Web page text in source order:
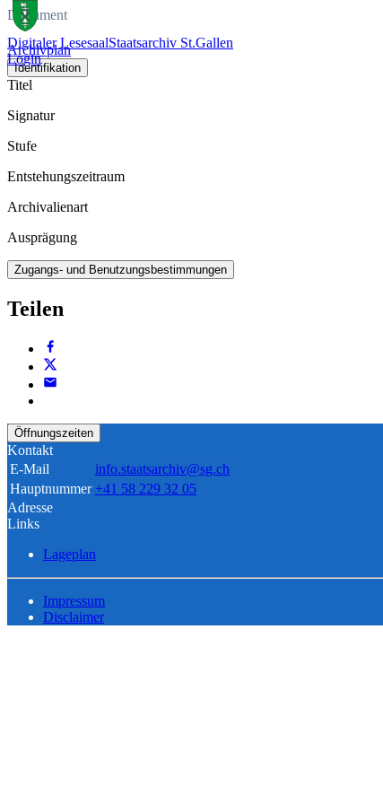
Digitaler LesesaalStaatsarchiv St.Gallen
Login
Dokument
Archivplan
Identifikation
Titel
Signatur
Stufe
Entstehungszeitraum
Archivalienart
Ausprägung
Zugangs- und Benutzungsbestimmungen
Teilen
Öffnungszeiten
Kontakt
E-Mail
info.staatsarchiv@sg.ch
Hauptnummer +41 58 229 32 05
Adresse
Links
Lageplan
Impressum
Disclaimer